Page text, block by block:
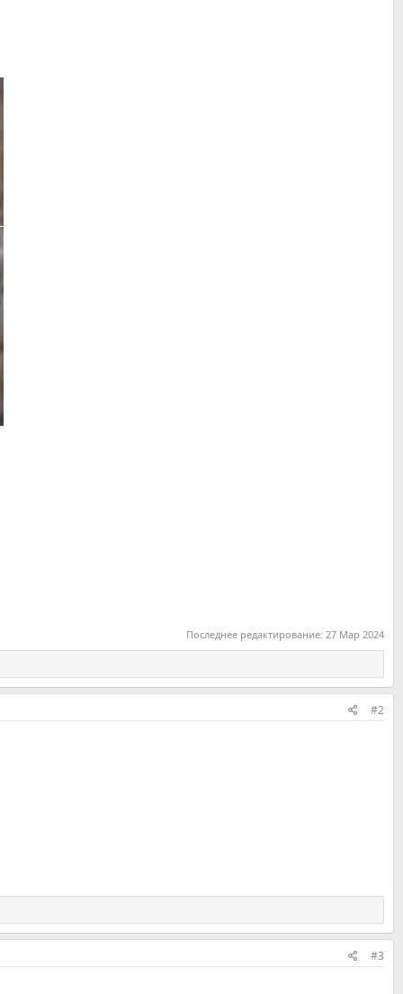
Последнее редактирование: 27 Мар 2024
#2
#3